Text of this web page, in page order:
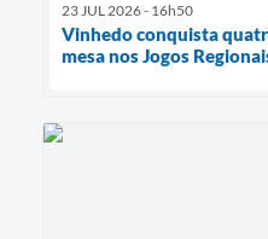
23 JUL 2026 - 16h50
Vinhedo conquista
mesa nos Jogos